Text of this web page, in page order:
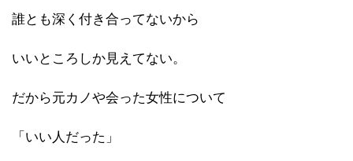
誰とも深く付き合ってないから
いいところしか見えてない。
だから元カノや会った女性について
「いい人だった」